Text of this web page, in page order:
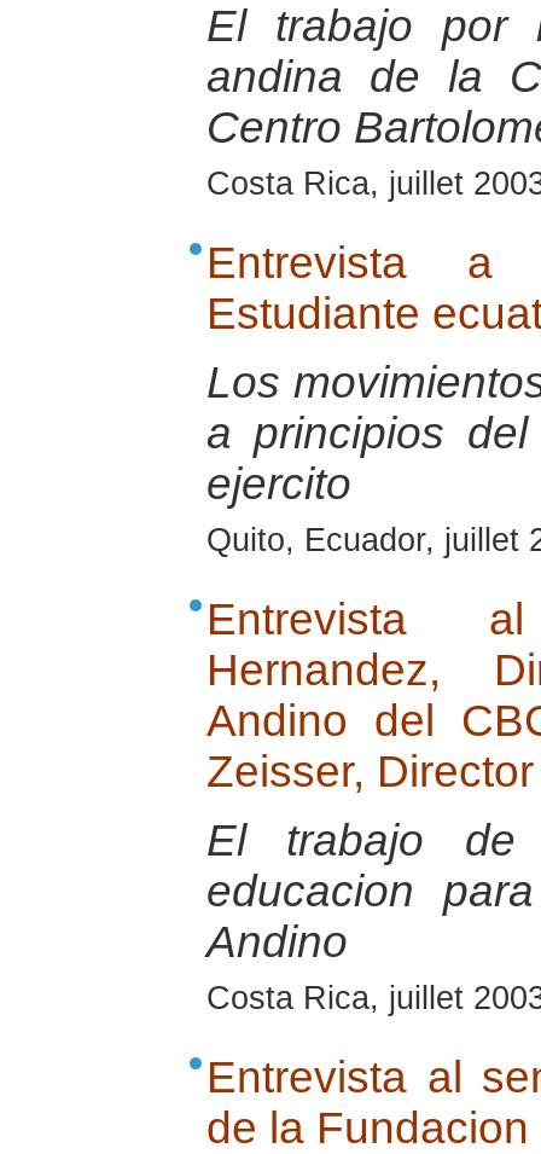
El trabajo por
andina de la
Centro
Costa Rica, juillet
Entrevista a
Estudiante
Los
a principios
ejercito
Quito, Ecuador, juillet
Entrevista
Hernandez,
Andino del
Zeisser,
El trabajo de
educacion
Andino
Costa Rica, juillet
Entrevista al
de la